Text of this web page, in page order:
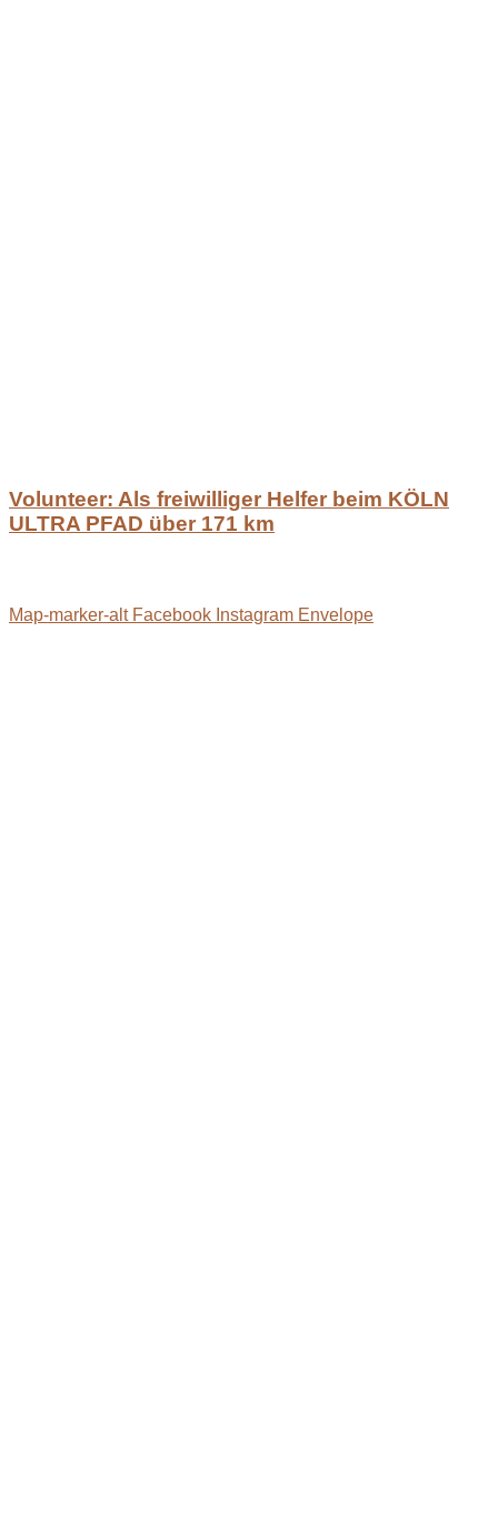
Volunteer: Als freiwilliger Helfer beim KÖLN
ULTRA PFAD über 171 km
Map-marker-alt Facebook Instagram Envelope